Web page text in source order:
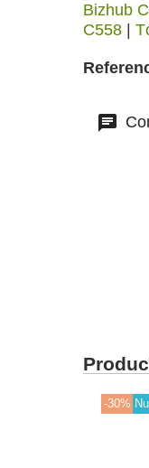
Bizhub
C558
-30%